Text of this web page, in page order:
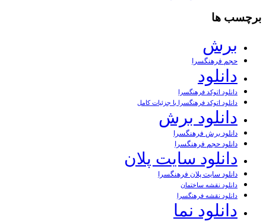
برچسب ها
برش
حجم فرهنگسرا
دانلود
دانلود اتوکد فرهنگسرا
دانلود اتوکد فرهنگسرا با جزئیات کامل
دانلود برش
دانلود برش فرهنگسرا
دانلود حجم فرهنگسرا
دانلود سایت پلان
دانلود سایت پلان فرهنگسرا
دانلود نقشه ساختمان
دانلود نقشه فرهنگسرا
دانلود نما